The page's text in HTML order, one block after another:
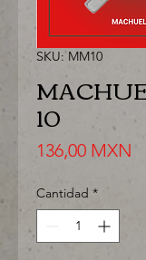
SKU: MM10
10
136,00 MXN
Cantidad *